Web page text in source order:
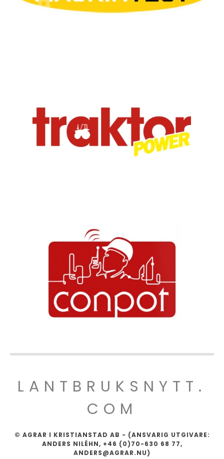
LANTBRUKSNYTT.
COM
© AGRAR I KRISTIANSTAD AB - (ANSVARIG UTGIVARE:
ANDERS NILÉHN, +46 (0)70-630 68 77,
ANDERS@AGRAR.NU)